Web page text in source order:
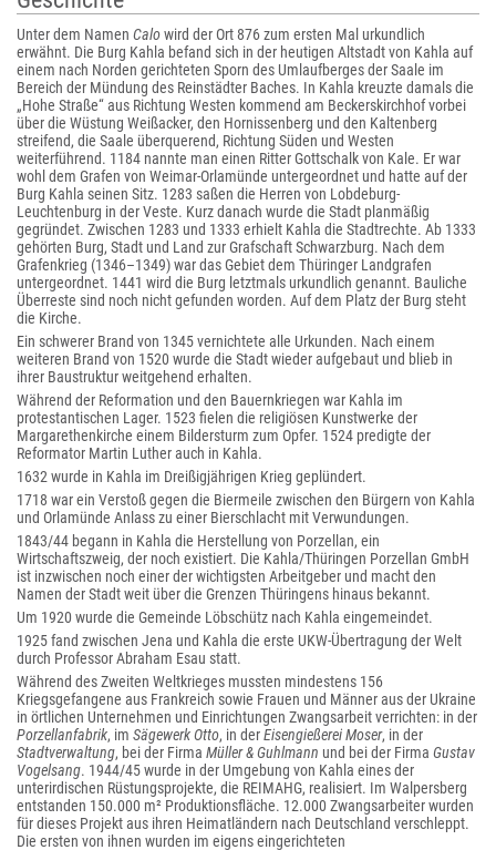
Unter dem Namen Calowird der Ort 876 zum ersten Mal urkundlich
erwähnt. Die Burg Kahla befand sich in der heutigen Altstadt von Kahla auf
einem nach Norden gerichteten Sporn des Umlaufberges der Saale im
Bereich der Mündung des Reinstädter Baches. In Kahla kreuzte damals die
„Hohe Straße“ aus Richtung Westen kommend am Beckerskirchhof vorbei
über die Wüstung Weißacker, den Hornissenberg und den Kaltenberg
streifend, die Saale überquerend, Richtung Süden und Westen
weiterführend. 1184 nannte man einen Ritter Gottschalk von Kale. Er war
wohl dem Grafen von Weimar-Orlamünde untergeordnet und hatte auf der
Burg Kahla seinen Sitz. 1283 saßen die Herren von Lobdeburg-
Leuchtenburg in der Veste. Kurz danach wurde die Stadt planmäßig
gegründet. Zwischen 1283 und 1333 erhielt Kahla die Stadtrechte. Ab 1333
gehörten Burg, Stadt und Land zur Grafschaft Schwarzburg. Nach dem
Grafenkrieg (1346–1349) war das Gebiet dem Thüringer Landgrafen
untergeordnet. 1441 wird die Burg letztmals urkundlich genannt. Bauliche
Überreste sind noch nicht gefunden worden. Auf dem Platz der Burg steht
die Kirche.
Ein schwerer Brand von 1345 vernichtete alle Urkunden. Nach einem
weiteren Brand von 1520 wurde die Stadt wieder aufgebaut und blieb in
ihrer Baustruktur weitgehend erhalten.
Während der Reformation und den Bauernkriegen war Kahla im
protestantischen Lager. 1523 fielen die religiösen Kunstwerke der
Margarethenkirche einem Bildersturm zum Opfer. 1524 predigte der
Reformator Martin Luther auch in Kahla.
1632 wurde in Kahla im Dreißigjährigen Krieg geplündert.
1718 war ein Verstoß gegen die Biermeile zwischen den Bürgern von Kahla
und Orlamünde Anlass zu einer Bierschlacht mit Verwundungen.
1843/44 begann in Kahla die Herstellung von Porzellan, ein
Wirtschaftszweig, der noch existiert. Die Kahla/Thüringen Porzellan GmbH
ist inzwischen noch einer der wichtigsten Arbeitgeber und macht den
Namen der Stadt weit über die Grenzen Thüringens hinaus bekannt.
Um 1920 wurde die Gemeinde Löbschütz nach Kahla eingemeindet.
1925 fand zwischen Jena und Kahla die erste UKW-Übertragung der Welt
durch Professor Abraham Esau statt.
Während des Zweiten Weltkrieges mussten mindestens 156
Kriegsgefangene aus Frankreich sowie Frauen und Männer aus der Ukraine
in örtlichen Unternehmen und Einrichtungen Zwangsarbeit verrichten: in der
Porzellanfabrik, im Sägewerk Otto, in derEisengießerei Moser, in der
Stadtverwaltung, bei der Firma Müller & Guhlmann und bei der Firma Gustav
Vogelsang. 1944/45 wurde in der Umgebung von Kahla eines der
unterirdischen Rüstungsprojekte, die REIMAHG, realisiert. Im Walpersberg
entstanden 150.000 m² Produktionsfläche. 12.000 Zwangsarbeiter wurden
für dieses Projekt aus ihren Heimatländern nach Deutschland verschleppt.
Die ersten von ihnen wurden im eigens eingerichteten